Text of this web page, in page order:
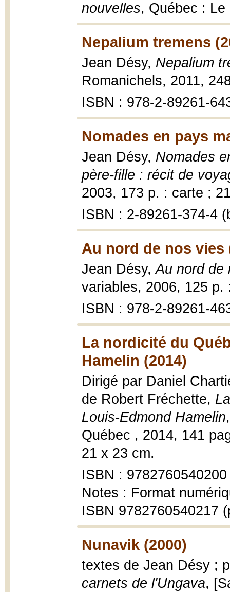
nouvelles, Québec : Le
Nepalium tremens
Jean Désy, Nepalium
Romanichels, 2011,
ISBN : 978-2-89261-
Nomades en pays
Jean Désy, Nomades
père-fille : récit de
2003, 173 p. : carte ;
ISBN : 2-89261-374-4
Au nord de nos vies
Jean Désy,Au nord de
variables, 2006, 125 p.
ISBN : 978-2-89261-
La nordicité du
Hamelin (2014)
Dirigé par Daniel
de Robert Fréchette,
Louis-Edmond Hamelin
Québec , 2014, 141
21 x 23 cm.
ISBN : 9782760540200
Notes : Format
ISBN 9782760540217
Nunavik (2000)
textes de Jean Désy ;
carnets de l'Ungava,